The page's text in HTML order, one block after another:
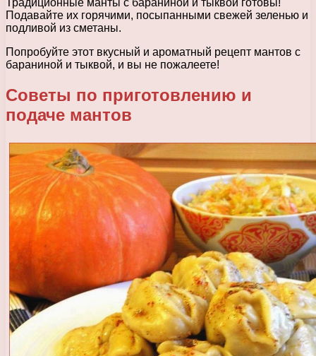
Традиционные манты с бараниной и тыквой готовы!
Подавайте их горячими, посыпанными свежей зеленью и
подливой из сметаны.
Попробуйте этот вкусный и ароматный рецепт мантов с
бараниной и тыквой, и вы не пожалеете!
Советы по приготовлению и
подаче мантов